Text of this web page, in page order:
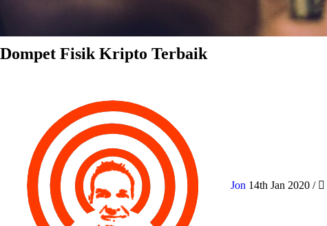
Dompet Fisik Kripto Terbaik
Jon 14th Jan 2020 /